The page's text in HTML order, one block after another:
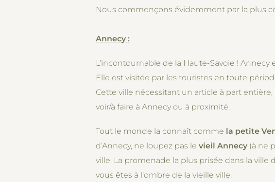
Nous commençons évidemment par la plus
Annecy :
L’incontournable de la Haute-Savoie !
Elle est visitée par les touristes en toute
Cette ville nécessitant un article à part entière,
voir/à faire à Annecy ou à proximité.
Tout le monde la connaît comme la petite
d’Annecy, ne loupez pas le vieil Annecy (à ne
ville. La promenade la plus prisée dans la ville
vous êtes à l’ombre de la vieille ville.